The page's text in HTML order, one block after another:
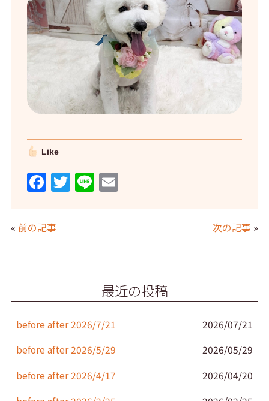
Like
F
c
e
o
k
T Li E
« 前の記事 次の記事 »
最近の投稿
before after 2026/7/21
2026/07/21
before after 2026/5/29
2026/05/29
before after 2026/4/17
2026/04/20